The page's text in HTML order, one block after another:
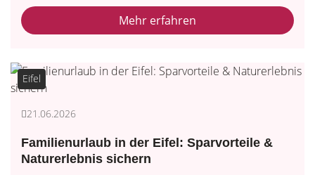
Mehr erfahren
Eifel
21.06.2026
Familienurlaub in der Eifel: Sparvorteile &
Naturerlebnis sichern